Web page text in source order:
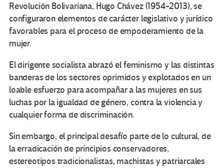
Revolución Bolivariana, Hugo Chávez (1954-2013), se
configuraron elementos de carácter legislativo y jurídico
favorables para el proceso de empoderamiento de la
mujer.
El dirigente socialista abrazó el feminismo y las distintas
banderas de los sectores oprimidos y explotados en un
loable esfuerzo para acompañar a las mujeres en sus
luchas por la igualdad de género, contra la violencia y
cualquier forma de discriminación.
Sin embargo, el principal desafío parte de lo cultural, de
la erradicación de principios conservadores,
estereotipos tradicionalistas, machistas y patriarcales